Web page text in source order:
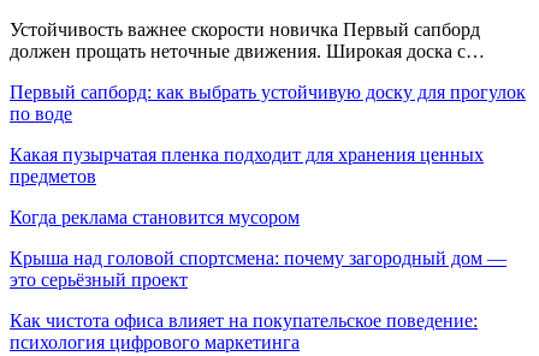
Устойчивость важнее скорости новичка Первый сапборд
должен прощать неточные движения. Широкая доска с…
Первый сапборд: как выбрать устойчивую доску для прогулок
по воде
Какая пузырчатая пленка подходит для хранения ценных
предметов
Когда реклама становится мусором
Крыша над головой спортсмена: почему загородный дом —
это серьёзный проект
Как чистота офиса влияет на покупательское поведение:
психология цифрового маркетинга